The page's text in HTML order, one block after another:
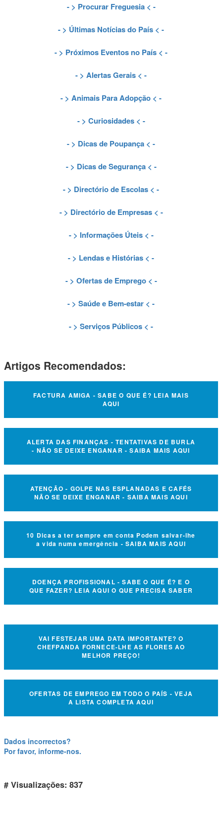
- > Procurar Freguesia< -
- > Últimas Notícias do País < -
- > Próximos Eventos no País < -
- > Alertas Gerais < -
- > Animais Para Adopção < -
- > Curiosidades< -
- > Dicas de Poupança < -
- > Dicas de Segurança< -
- > Directório de Escolas < -
- > Directório de Empresas< -
- > Informações Úteis< -
- > Lendas e Histórias < -
- > Ofertas de Emprego< -
- > Saúde e Bem-estar < -
- > Serviços Públicos < -
Artigos Recomendados:
FACTURA AMIGA - SABE O QUE É? LEIA MAIS
AQUI
ALERTA DAS FINANÇAS - TENTATIVAS DE BURLA
- NÃO SE DEIXE ENGANAR - SAIBA MAIS AQUI
ATENÇÃO - GOLPE NAS ESPLANADAS E CAFÉS
NÃO SE DEIXE ENGANAR - SAIBA MAIS AQUI
10 Dicas a ter sempre em conta Podem salvar-lhe
a vida numa emergência - SAIBA MAIS AQUI
DOENÇA PROFISSIONAL - SABE O QUE É? E O
QUE FAZER? LEIA AQUI O QUE PRECISA SABER
VAI FESTEJAR UMA DATA IMPORTANTE? O
CHEFPANDA FORNECE-LHE AS FLORES AO
MELHOR PREÇO!
OFERTAS DE EMPREGO EM TODO O PAÍS - VEJA
A LISTA COMPLETA AQUI
Dados incorrectos?
Por favor, informe-nos.
# Visualizações: 837